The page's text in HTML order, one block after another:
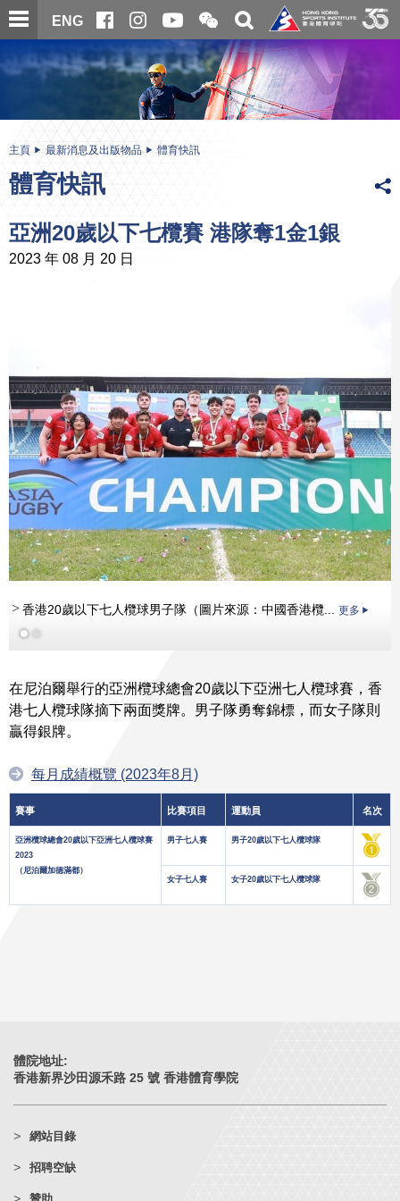
跳
至
內
ENG
開
合
微
信
二
維
碼
關
搜
尋
内
主頁 最新消息及出版物品 體育快訊
體育快訊
亞洲20歲以下七欖賽 港隊奪1金1銀
2023 年 08 月 20 日
香港20歲以下七人欖球男子隊（圖片來源：中國香港欖... 更多
更多
在尼泊爾舉行的亞洲欖球總會20歲以下亞洲七人欖球賽，香
港七人欖球隊摘下兩面獎牌。男子隊勇奪錦標，而女子隊則
贏得銀牌。
每月成績概覽 (2023年8月)
賽事 比賽項目 運動員 名次
亞洲欖球總會20歲以下亞洲七人欖球賽
2023
（尼泊爾加德滿都）
男子七人賽 男子20歲以下七人欖球隊
女子七人賽 女子20歲以下七人欖球隊
體院地址:
香港新界沙田源禾路 25 號 香港體育學院
網站目錄
招聘空缺